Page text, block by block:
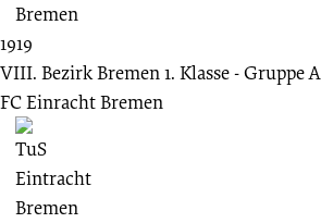
1919
VIII. Bezirk Bremen 1. Klasse - Gruppe A
FC Einracht Bremen